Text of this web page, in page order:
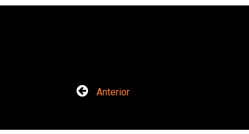
Anterior